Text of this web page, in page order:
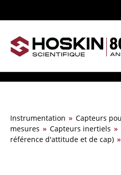
Instrumentation » Capteurs
mesures » Capteurs inertiels »
référence d'attitude et de cap) »